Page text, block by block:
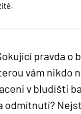
pravda o
vám nikdo
v bludišti
odmítnutí?